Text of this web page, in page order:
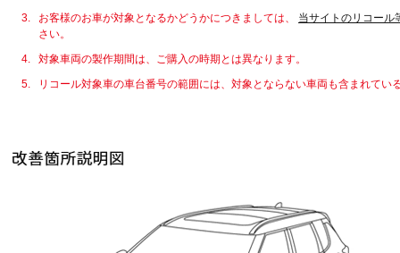
3.
お客様のお車が対象となるかどうかにつきましては、 当サイトのリコール
さい。
4.
対象車両の製作期間は、ご購入の時期とは異なります。
5.
リコール対象車の車台番号の範囲には、対象とならない車両も含まれてい